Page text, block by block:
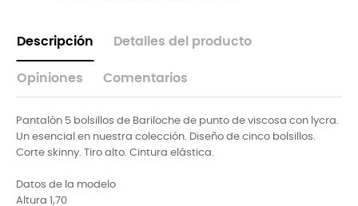
Descripción Detalles del producto
Opiniones Comentarios
Pantalón 5 bolsillos de Bariloche de punto de viscosa con lycra.
Un esencial en nuestra colección. Diseño de cinco bolsillos.
Corte skinny. Tiro alto. Cintura elástica.
Datos de la modelo
Altura 1,70